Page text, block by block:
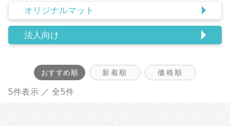
オリジナルマット
法人向け
5件表示 ／ 全5件
おすすめ順 新着順 価格順